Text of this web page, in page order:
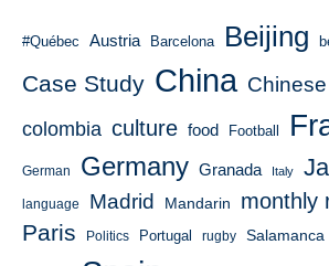
#Québec Austria Barcelona Beijing
Case Study China Chinese
colombia culture food Football
German Germany Granada Italy
language Madrid Mandarin monthly
Paris Politics Portugal rugby Salamanca